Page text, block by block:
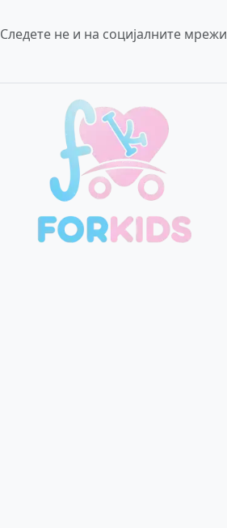
Следете не и на социјалните